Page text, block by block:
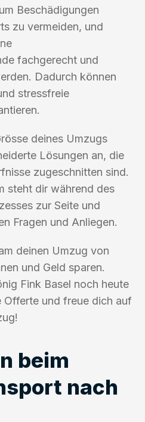
Beschädigungen
zu vermeiden, und
fachgerecht und
Dadurch können
stressfreie
deines Umzugs
Lösungen an, die
zugeschnitten sind.
steht dir während des
zur Seite und
Fragen und Anliegen.
deinen Umzug von
und Geld sparen.
Fink Basel noch heute
Offerte und freue dich auf
beim
nach